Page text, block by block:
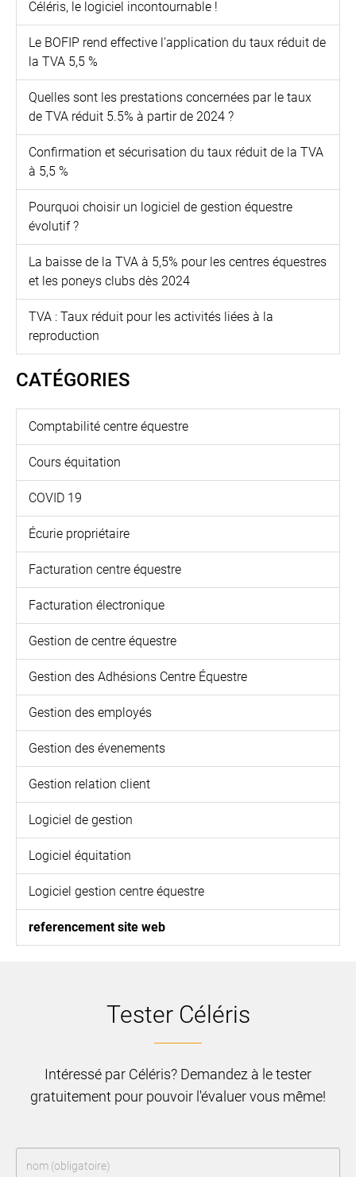
Céléris, le logiciel incontournable !
Le BOFIP rend effective l’application du taux réduit de
la TVA 5,5 %
Quelles sont les prestations concernées par le taux
de TVA réduit 5.5% à partir de 2024 ?
Confirmation et sécurisation du taux réduit de la TVA
à 5,5 %
Pourquoi choisir un logiciel de gestion équestre
évolutif ?
La baisse de la TVA à 5,5% pour les centres équestres
et les poneys clubs dès 2024
TVA : Taux réduit pour les activités liées à la
reproduction
CATÉGORIES
Comptabilité centre équestre
Cours équitation
COVID 19
Écurie propriétaire
Facturation centre équestre
Facturation électronique
Gestion de centre équestre
Gestion des Adhésions Centre Équestre
Gestion des employés
Gestion des évenements
Gestion relation client
Logiciel de gestion
Logiciel équitation
Logiciel gestion centre équestre
referencement site web
Tester Céléris
Intéressé par Céléris? Demandez à le tester
gratuitement pour pouvoir l'évaluer vous même!